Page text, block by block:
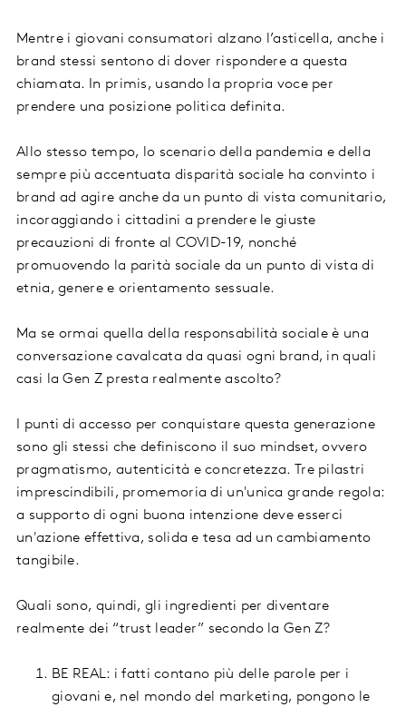
Mentre i giovani consumatori alzano l’asticella, anche i
brand stessi sentono di dover rispondere a questa
chiamata. In primis, usando la propria voce per
prendere una posizione politica definita.
Allo stesso tempo, lo scenario della pandemia e della
sempre più accentuata disparità sociale ha convinto i
brand ad agire anche da un punto di vista comunitario,
incoraggiando i cittadini a prendere le giuste
precauzioni di fronte al COVID-19, nonché
promuovendo la parità sociale da un punto di vista di
etnia, genere e orientamento sessuale.
Ma se ormai quella della responsabilità sociale è una
conversazione cavalcata da quasi ogni brand, in quali
casi la Gen Z presta realmente ascolto?
I punti di accesso per conquistare questa generazione
sono gli stessi che definiscono il suo mindset, ovvero
pragmatismo, autenticità e concretezza. Tre pilastri
imprescindibili, promemoria di un'unica grande regola:
a supporto di ogni buona intenzione deve esserci
un'azione effettiva, solida e tesa ad un cambiamento
tangibile.
Quali sono, quindi, gli ingredienti per diventare
realmente dei “trust leader” secondo la Gen Z?
BE REAL: i fatti contano più delle parole per i
giovani e, nel mondo del marketing, pongono le